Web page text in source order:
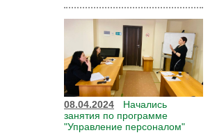
08.04.2024
Начались
занятия по программе
"Управление персоналом"